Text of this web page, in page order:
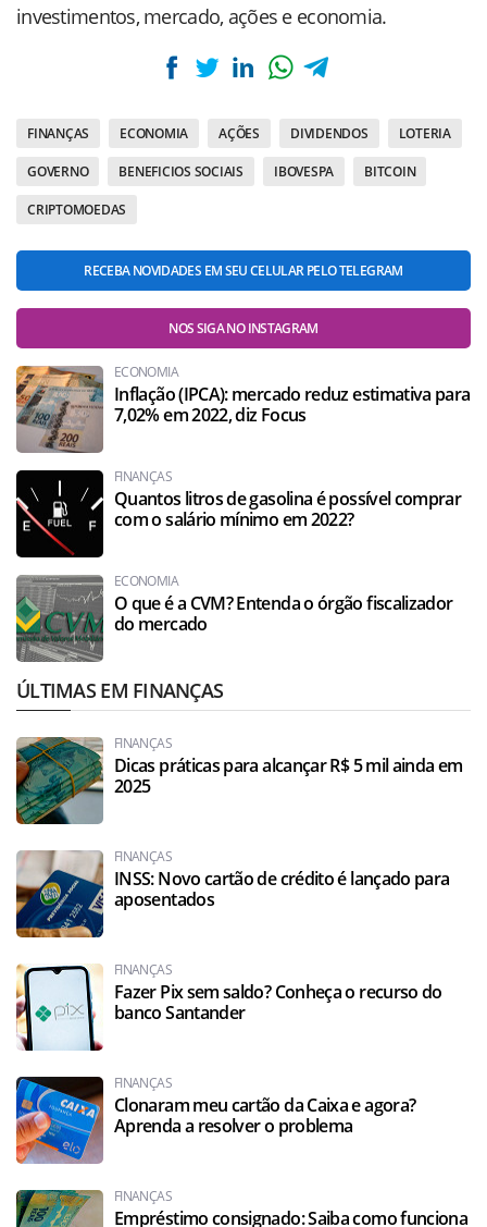
investimentos, mercado, ações e economia.
FINANÇAS ECONOMIA AÇÕES DIVIDENDOS LOTERIA
GOVERNO BENEFICIOS SOCIAIS IBOVESPA BITCOIN
CRIPTOMOEDAS
RECEBA NOVIDADES EM SEU CELULAR PELO TELEGRAM
NOS SIGA NO INSTAGRAM
ECONOMIA
Inflação (IPCA): mercado reduz estimativa para
7,02% em 2022, diz Focus
FINANÇAS
Quantos litros de gasolina é possível comprar
com o salário mínimo em 2022?
ECONOMIA
O que é a CVM? Entenda o órgão fiscalizador
do mercado
ÚLTIMAS EM FINANÇAS
FINANÇAS
Dicas práticas para alcançar R$ 5 mil ainda em
2025
FINANÇAS
INSS: Novo cartão de crédito é lançado para
aposentados
FINANÇAS
Fazer Pix sem saldo? Conheça o recurso do
banco Santander
FINANÇAS
Clonaram meu cartão da Caixa e agora?
Aprenda a resolver o problema
FINANÇAS
Empréstimo consignado: Saiba como funciona